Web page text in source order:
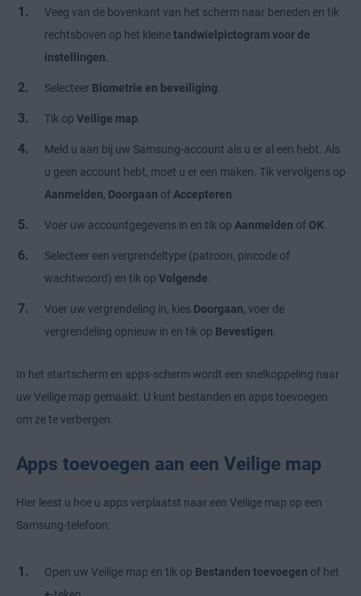
Veeg van de bovenkant van het scherm naar beneden en tik
rechtsboven op het kleinetandwielpictogram voor de
instellingen.
Selecteer Biometrie en beveiliging.
Tik op Veilige map.
Meld u aan bij uw Samsung-account als u er al een hebt. Als
u geen account hebt, moet u er een maken. Tik vervolgens op
Aanmelden, Doorgaan ofAccepteren.
Voer uw accountgegevens in en tik op Aanmelden of OK.
Selecteer een vergrendeltype (patroon, pincode of
wachtwoord) en tik op Volgende.
Voer uw vergrendeling in, kies Doorgaan, voer de
vergrendeling opnieuw in en tik op Bevestigen.
In het startscherm en apps-scherm wordt een snelkoppeling naar
uw Veilige map gemaakt. U kunt bestanden en apps toevoegen
om ze te verbergen.
Apps toevoegen aan een Veilige map
Hier leest u hoe u apps verplaatst naar een Veilige map op een
Samsung-telefoon:
Open uw Veilige map en tik op Bestanden toevoegen of het